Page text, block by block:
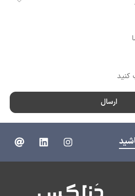
ارسال